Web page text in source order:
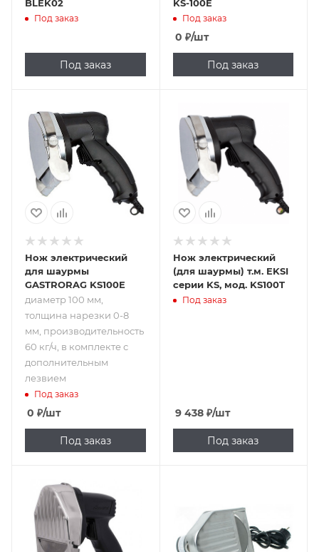
BLEK02
Под заказ
Под заказ
KS-100E
Под заказ
0 ₽/шт
Под заказ
диаметр 100 мм,
толщина нарезки
0-8 мм,
производительность
60 кг/ч, в
комплекте с
дополнительным
Нож электрический
для шаурмы
GASTRORAG KS100E
диаметр 100 мм,
толщина нарезки 0-8
мм, производительность
60 кг/ч, в комплекте с
дополнительным
лезвием
Под заказ
0 ₽/шт
Под заказ
Нож электрический
(для шаурмы) т.м. EKSI
серии KS, мод. KS100T
Под заказ
9 438₽/шт
Под заказ
220 В